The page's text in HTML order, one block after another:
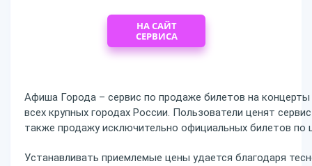
НА САЙТ
СЕРВИСА
Афиша Города – сервис по продаже билетов на
всех крупных городах России. Пользователи ценят
также продажу исключительно официальных билетов по
Устанавливать приемлемые цены удается благодаря